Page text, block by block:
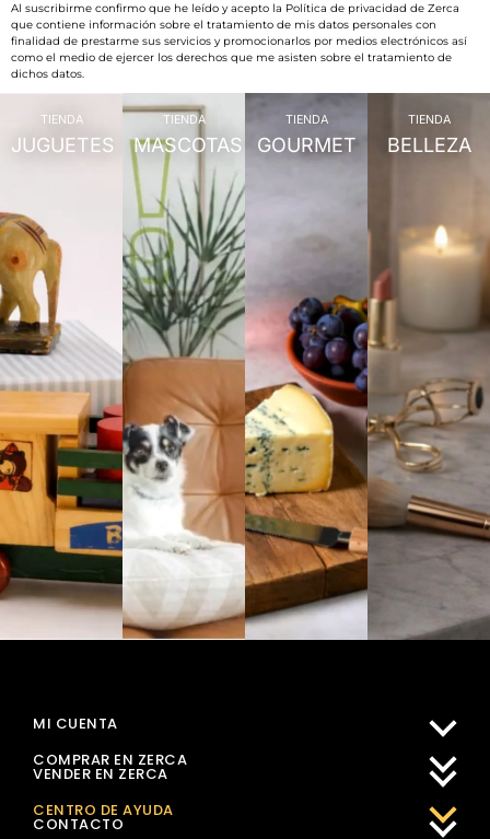
Al suscribirme confirmo que he leído y acepto la Política de privacidad de Zerca
que contiene información sobre el tratamiento de mis datos personales con
finalidad de prestarme sus servicios y promocionarlos por medios electrónicos así
como el medio de ejercer los derechos que me asisten sobre el tratamiento de
dichos datos.
TIENDA
JUGUETES
TIENDA
MASCOTAS
TIENDA
GOURMET
TIENDA
BELLEZA
MI CUENTA
COMPRAR EN ZERCA
VENDER EN ZERCA
CENTRO DE AYUDA
CONTACTO